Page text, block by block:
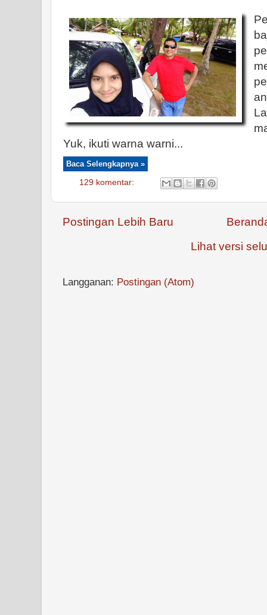
Yuk, ikuti warna warni...
Baca Selengkapnya »
129 komentar:
Postingan Lebih Baru
Lihat versi
Langganan: Postingan (Atom)